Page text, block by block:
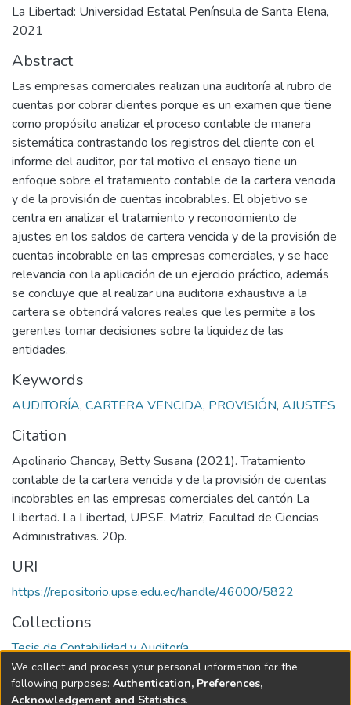
La Libertad: Universidad Estatal Península de Santa Elena,
2021
Abstract
Las empresas comerciales realizan una auditoría al rubro de
cuentas por cobrar clientes porque es un examen que tiene
como propósito analizar el proceso contable de manera
sistemática contrastando los registros del cliente con el
informe del auditor, por tal motivo el ensayo tiene un
enfoque sobre el tratamiento contable de la cartera vencida
y de la provisión de cuentas incobrables. El objetivo se
centra en analizar el tratamiento y reconocimiento de
ajustes en los saldos de cartera vencida y de la provisión de
cuentas incobrable en las empresas comerciales, y se hace
relevancia con la aplicación de un ejercicio práctico, además
se concluye que al realizar una auditoria exhaustiva a la
cartera se obtendrá valores reales que les permite a los
gerentes tomar decisiones sobre la liquidez de las
entidades.
Keywords
AUDITORÍA, CARTERA VENCIDA, PROVISIÓN, AJUSTES
Citation
Apolinario Chancay, Betty Susana (2021). Tratamiento
contable de la cartera vencida y de la provisión de cuentas
incobrables en las empresas comerciales del cantón La
Libertad. La Libertad, UPSE. Matriz, Facultad de Ciencias
Administrativas. 20p.
URI
https://repositorio.upse.edu.ec/handle/46000/5822
Collections
Tesis de Contabilidad y Auditoría
Full item page
We collect and process your personal information for the
following purposes: Authentication, Preferences,
Acknowledgement and Statistics.